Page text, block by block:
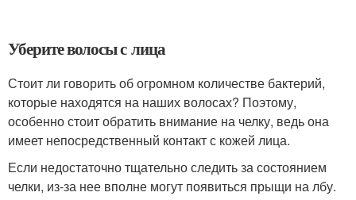
Уберите волосы с лица
Стоит ли говорить об огромном количестве бактерий,
которые находятся на наших волосах? Поэтому,
особенно стоит обратить внимание на челку, ведь она
имеет непосредственный контакт с кожей лица.
Если недостаточно тщательно следить за состоянием
челки, из-за нее вполне могут появиться прыщи на лбу.